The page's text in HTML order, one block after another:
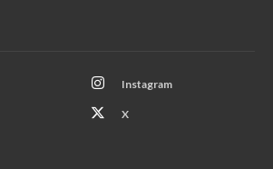
Instagram
X